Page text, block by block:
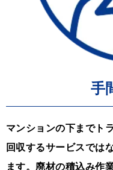
手
マンションの下までト
回収するサービスでは
ます。廃材の積込み作